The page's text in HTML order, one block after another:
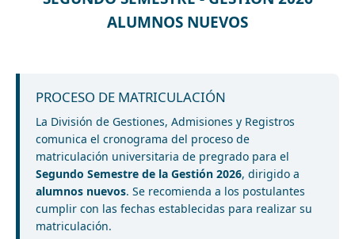
ALUMNOS NUEVOS
PROCESO DE MATRICULACIÓN
La División de Gestiones, Admisiones y Registros
comunica el cronograma del proceso de
matriculación universitaria de pregrado para el
Segundo Semestre de la Gestión 2026, dirigido a
alumnos nuevos. Se recomienda a los postulantes
cumplir con las fechas establecidas para realizar su
matriculación.